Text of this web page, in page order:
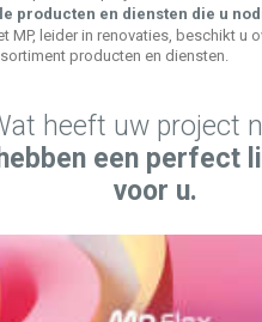
producten en diensten die u
MP, leider in renovaties, beschikt u
producten en diensten.
heeft uw project
een perfect
voor u.